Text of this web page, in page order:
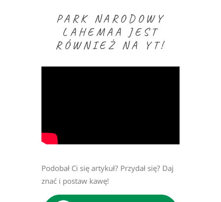
PARK NARODOWY
LAHEMAA JEST
RÓWNIEŻ NA YT!
Podobał Ci się artykuł? Przydał się? Daj
znać i postaw kawę!